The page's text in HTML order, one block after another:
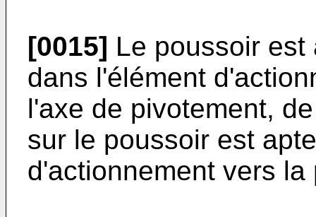
[0015] Le poussoir
dans l'élément
l'axe de pivotement,
sur le poussoir est
d'actionnement vers